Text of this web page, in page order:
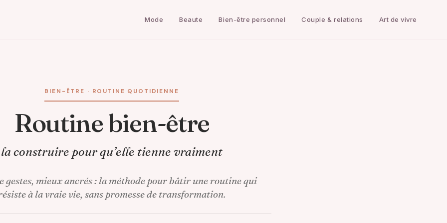
Mode Beaute Bien-être personnel Couple & relations Art de vivre
BIEN-ÊTRE · ROUTINE QUOTIDIENNE
Routine bien-être
la construire pour qu’elle tienne vraiment
gestes, mieux ancrés : la méthode pour bâtir une routine qui
à la vraie vie, sans promesse de transformation.